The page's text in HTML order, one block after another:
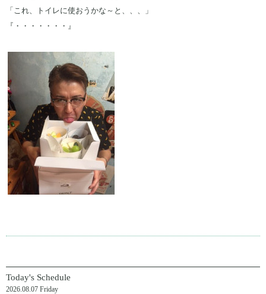
「これ、トイレに使おうかな～と、、、」
『・・・・・・・』
Today's Schedule
2026.08.07 Friday